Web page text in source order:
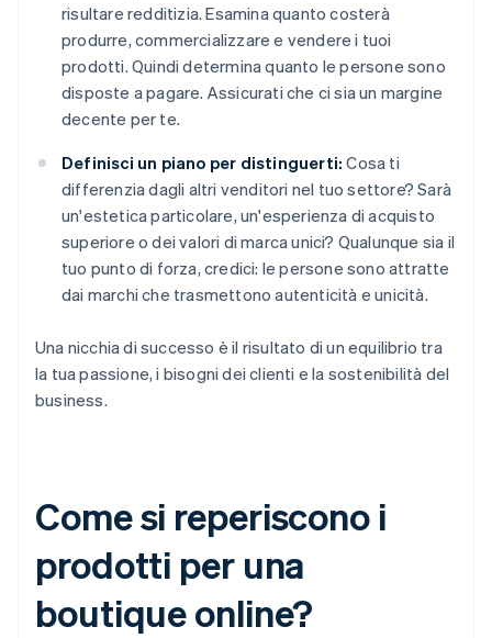
risultare redditizia. Esamina quanto costerà
produrre, commercializzare e vendere i tuoi
prodotti. Quindi determina quanto le persone sono
disposte a pagare. Assicurati che ci sia un margine
decente per te.
Definisci un piano per distinguerti: Cosa ti
differenzia dagli altri venditori nel tuo settore? Sarà
un'estetica particolare, un'esperienza di acquisto
superiore o dei valori di marca unici? Qualunque sia il
tuo punto di forza, credici: le persone sono attratte
dai marchi che trasmettono autenticità e unicità.
Una nicchia di successo è il risultato di un equilibrio tra
la tua passione, i bisogni dei clienti e la sostenibilità del
business.
Come si reperiscono i
prodotti per una
boutique online?